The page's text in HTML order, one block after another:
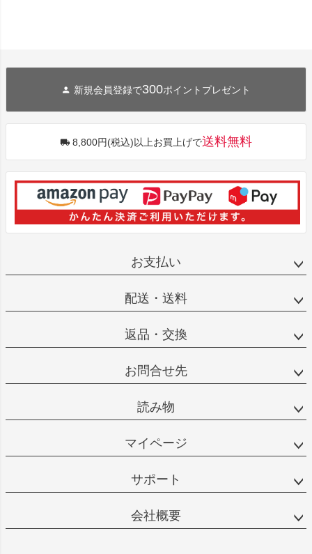
新規会員登録で300ポイントプレゼント
8,800円(税込)以上お買上げで送料無料
お支払い
配送・送料
返品・交換
お問合せ先
読み物
マイページ
サポート
会社概要